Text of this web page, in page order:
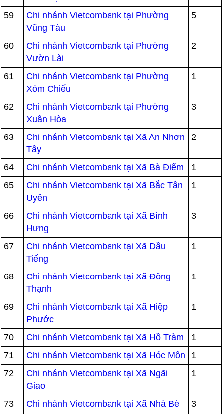
59
Chi nhánh Vietcombank tại Phường
Vũng Tàu
5
60
Chi nhánh Vietcombank tại Phường
Vườn Lài
2
61
Chi nhánh Vietcombank tại Phường
Xóm Chiếu
1
62
Chi nhánh Vietcombank tại Phường
Xuân Hòa
3
63
Chi nhánh Vietcombank tại Xã An Nhơn
Tây
2
64 Chi nhánh Vietcombank tại Xã Bà Điểm
1
65
Chi nhánh Vietcombank tại Xã Bắc Tân
Uyên
1
66
Chi nhánh Vietcombank tại Xã Bình
Hưng
3
67
Chi nhánh Vietcombank tại Xã Dầu
Tiếng
1
68
Chi nhánh Vietcombank tại Xã Đông
Thạnh
1
69
Chi nhánh Vietcombank tại Xã Hiệp
Phước
1
70 Chi nhánh Vietcombank tại Xã Hồ Tràm
1
71
Chi nhánh Vietcombank tại Xã Hóc Môn
1
72
Chi nhánh Vietcombank tại Xã Ngãi
Giao
1
73 Chi nhánh Vietcombank tại Xã Nhà Bè
3